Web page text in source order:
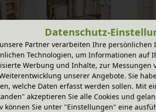
Sie ein liebevolles und gut
entsteht aus nachhaltigem Massivholz,
Datenschutz-
Partner verarbeiten Ihre persönlichen
Technologien, um Informationen auf
Werbung und Inhalte, zur Messungen
unserer Angebote. Sie
welche Daten erfasst werden sollen. Mit
akzeptieren Sie alle Cookies und
können Sie unter "Einstellungen" eine